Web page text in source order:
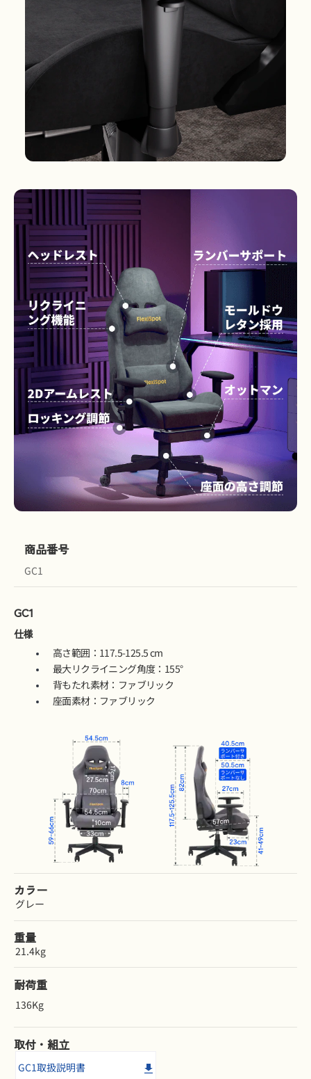
商品番号
GC1
GC1
仕様
高さ範囲：117.5-125.5 cm
最大リクライニング角度：155°
背もたれ素材：ファブリック
座面素材：ファブリック
カラー
グレー
重量
21.4kg
耐荷重
136Kg
取付・組立
GC1取扱説明書